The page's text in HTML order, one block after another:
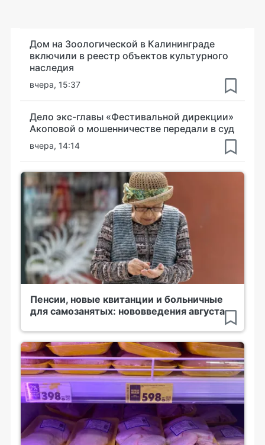
Дом на Зоологической в Калининграде
включили в реестр объектов культурного
наследия
вчера, 15:37
Дело экс-главы «Фестивальной дирекции»
Акоповой о мошенничестве передали в суд
вчера, 14:14
Пенсии, новые квитанции и больничные
для самозанятых: нововведения августа